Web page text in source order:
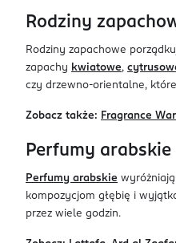
Rodziny
Rodziny zapachowe
zapachy kwiatowe,
czy drzewno-orientalne,
Zobacz także: Fragrance
Perfumy
Perfumy arabskie
kompozycjom głębię i
przez wiele godzin.